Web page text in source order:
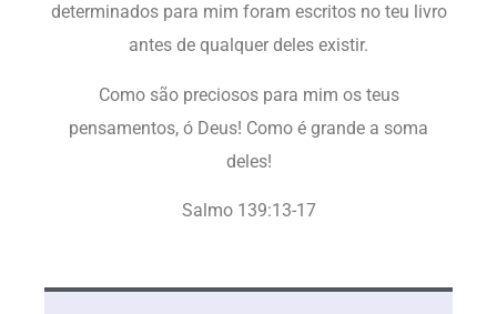
determinados para mim foram escritos no teu livro
antes de qualquer deles existir.
Como são preciosos para mim os teus
pensamentos, ó Deus! Como é grande a soma
deles!
Salmo 139:13-17